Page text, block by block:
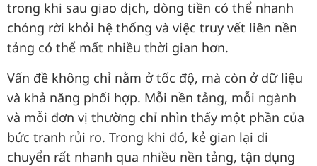
trong khi sau giao dịch, dòng tiền có thể nhanh
chóng rời khỏi hệ thống và việc truy vết liên nền
tảng có thể mất nhiều thời gian hơn.
Vấn đề không chỉ nằm ở tốc độ, mà còn ở dữ liệu
và khả năng phối hợp. Mỗi nền tảng, mỗi ngành
và mỗi đơn vị thường chỉ nhìn thấy một phần của
bức tranh rủi ro. Trong khi đó, kẻ gian lại di
chuyển rất nhanh qua nhiều nền tảng, tận dụng